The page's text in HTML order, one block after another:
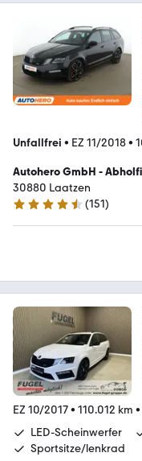
Unfallfrei • EZ 11/2018•
Autohero GmbH -
30880 Laatzen
4.7 Sterne
(151)
EZ 10/2017• 110.012 km •
LED-Scheinwerfer
Sportsitze/lenkrad